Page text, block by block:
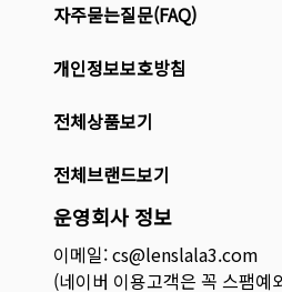
자주묻는질문(FAQ)
개인정보보호방침
전체상품보기
전체브랜드보기
운영회사 정보
이메일: cs@lenslala3.com
(네이버 이용고객은 꼭 스팸예